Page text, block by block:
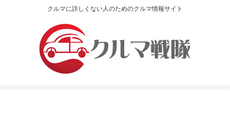
クルマに詳しくない人のためのクルマ情報サイト